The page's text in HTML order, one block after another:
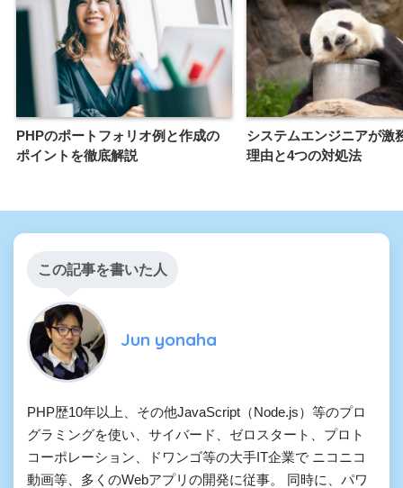
PHPのポートフォリオ例と作成の
ポイントを徹底解説
システムエンジニアが激
理由と4つの対処法
この記事を書いた人
Jun yonaha
PHP歴10年以上、その他JavaScript（Node.js）等のプロ
グラミングを使い、サイバード、ゼロスタート、プロト
コーポレーション、ドワンゴ等の大手IT企業で ニコニコ
動画等、多くのWebアプリの開発に従事。 同時に、パワ